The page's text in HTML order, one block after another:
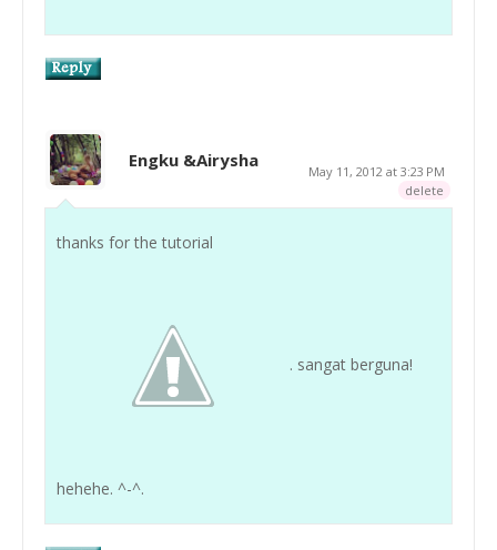
Engku &Airysha
May 11, 2012 at 3:23 PM
delete
thanks for the tutorial
. sangat berguna!
hehehe. ^-^.